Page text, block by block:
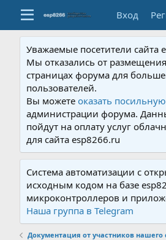
Вход
Уважаемые посетители сайта
Мы отказались от
страницах форума для
пользователей.
Вы можетеоказать
администрации форума.
пойдут на оплату услуг
для сайта esp8266.ru
Система автоматизации с
исходным кодом на базе
микроконтроллеров и
Наша группа в Telegram
Документация от участников нашего